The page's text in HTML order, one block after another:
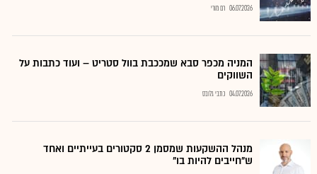
06.07.2026 רם מורי
המניה מכפר סבא שמככבת בוול סטריט – ועוד כתבות על
השווקים
04.07.2026 כתבי גלובס
מנהל ההשקעות שמסמן 2 סקטורים בעייתיים ואחד
ש"חייבים להיות בו"